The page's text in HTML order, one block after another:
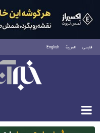
فارسی العربية English
یکشنبه ۱۸ مرداد ۱۴۰۵